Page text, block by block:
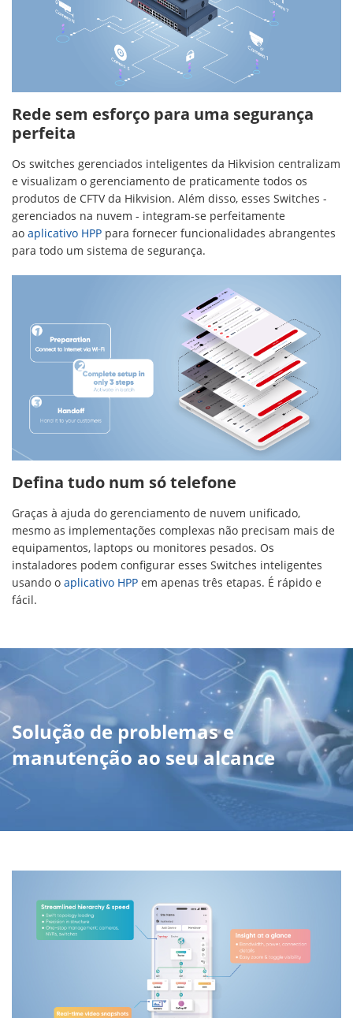
Rede sem esforço para uma segurança
perfeita
Os switches gerenciados inteligentes da Hikvision centralizam
e visualizam o gerenciamento de praticamente todos os
produtos de CFTV da Hikvision. Além disso, esses Switches -
gerenciados na nuvem - integram-se perfeitamente
ao aplicativo HPP para fornecer funcionalidades abrangentes
para todo um sistema de segurança.
Defina tudo num só telefone
Graças à ajuda do gerenciamento de nuvem unificado,
mesmo as implementações complexas não precisam mais de
equipamentos, laptops ou monitores pesados. Os
instaladores podem configurar esses Switches inteligentes
usando o aplicativo HPP em apenas três etapas. É rápido e
fácil.
Solução de problemas e
manutenção ao seu alcance